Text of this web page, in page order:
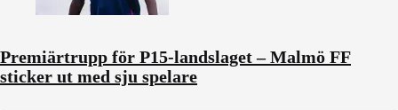
Premiärtrupp för P15-landslaget – Malmö FF
sticker ut med sju spelare